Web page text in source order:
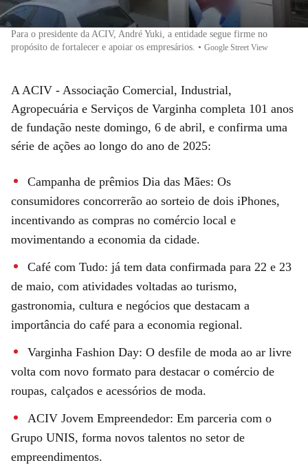
Para o presidente da ACIV, André Yuki, a entidade segue firme no
propósito de fortalecer e apoiar os empresários. • Google Street View
A ACIV - Associação Comercial, Industrial,
Agropecuária e Serviços de Varginha completa 101 anos
de fundação neste domingo, 6 de abril, e confirma uma
série de ações ao longo do ano de 2025:
Campanha de prêmios Dia das Mães: Os
consumidores concorrerão ao sorteio de dois iPhones,
incentivando as compras no comércio local e
movimentando a economia da cidade.
Café com Tudo: já tem data confirmada para 22 e 23
de maio, com atividades voltadas ao turismo,
gastronomia, cultura e negócios que destacam a
importância do café para a economia regional.
Varginha Fashion Day: O desfile de moda ao ar livre
volta com novo formato para destacar o comércio de
roupas, calçados e acessórios de moda.
ACIV Jovem Empreendedor: Em parceria com o
Grupo UNIS, forma novos talentos no setor de
empreendimentos.